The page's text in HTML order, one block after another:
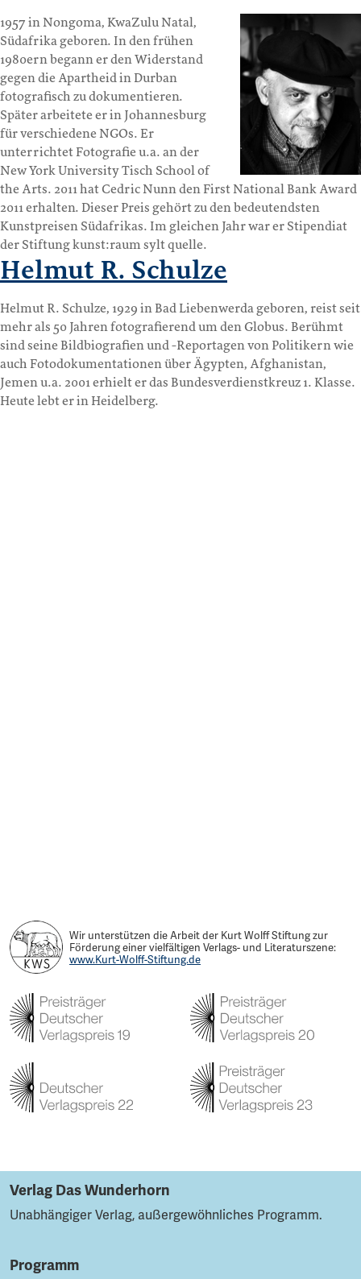
1957 in Nongoma, KwaZulu Natal,
Südafrika geboren. In den frühen
1980ern begann er den Widerstand
gegen die Apartheid in Durban
fotografisch zu dokumentieren.
Später arbeitete er in Johannesburg
für verschiedene NGOs. Er
unterrichtet Fotografie u.a. an der
New York University Tisch School of
the Arts. 2011 hat Cedric Nunn den First National Bank Award
2011 erhalten. Dieser Preis gehört zu den bedeutendsten
Kunstpreisen Südafrikas. Im gleichen Jahr war er Stipendiat
der Stiftung kunst:raum sylt quelle.
Helmut R. Schulze
Helmut R. Schulze, 1929 in Bad Liebenwerda geboren, reist seit
mehr als 50 Jahren fotografierend um den Globus. Berühmt
sind seine Bildbiografien und -Reportagen von Politikern wie
auch Fotodokumentationen über Ägypten, Afghanistan,
Jemen u.a. 2001 erhielt er das Bundesverdienstkreuz 1. Klasse.
Heute lebt er in Heidelberg.
Wir unterstützen die Arbeit der Kurt Wolff Stiftung zur
Förderung einer vielfältigen Verlags- und Literaturszene:
www.Kurt-Wolff-Stiftung.de
Verlag Das Wunderhorn
Unabhängiger Verlag, außergewöhnliches Programm.
Programm